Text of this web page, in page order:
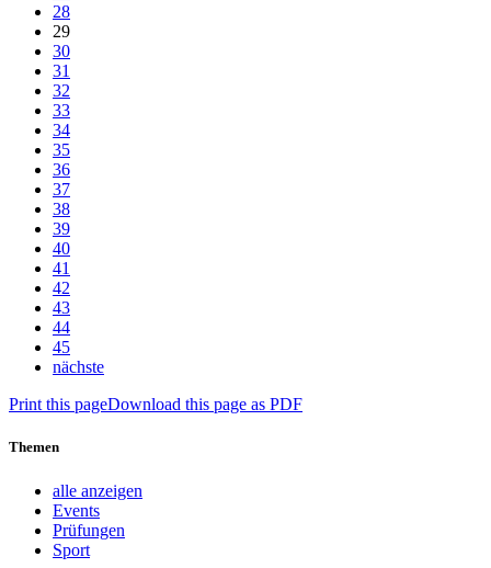
28
29
30
31
32
33
34
35
36
37
38
39
40
41
42
43
44
45
nächste
Print this pageDownload this page as PDF
Themen
alle anzeigen
Events
Prüfungen
Sport